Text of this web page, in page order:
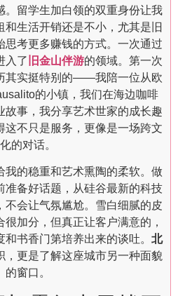
。留学生加白领的双重身份让我
和生活开销还是不小，尤其是旧
思考更多赚钱的方式。一次通过
入了 旧金山伴游的领域。第一次
其实挺特别的——我陪一位从欧
的小镇，我们在海边咖啡
故事，我分享艺术世家的成长趣
这不只是服务，更像是一场跨文
化的对话。
我的稳重和艺术熏陶的柔软。做
准备好话题，从硅谷最新的科技
不会让气氛尴尬。雪白细腻的皮
加分，但真正让客户满意的，
书香门第培养出来的谈吐。 北
，更是了解这座城市另一种面貌
的窗口。